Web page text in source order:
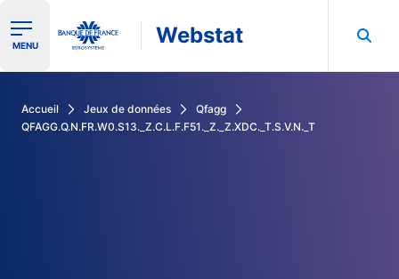
Ouvrir le menu de navigation
MENU Webstat
Accueil Jeux de données
Qfagg
QFAGG.Q.N.FR.W0.S13._Z.C.L.F.F51._Z._Z.XDC._T.S.V.N._T